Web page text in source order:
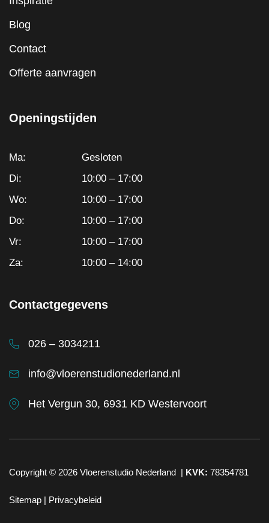
Blog
Contact
Offerte aanvragen
Openingstijden
Ma:
Gesloten
Di:
10:00 – 17:00
Wo:
10:00 – 17:00
Do:
10:00 – 17:00
Vr:
10:00 – 17:00
Za:
10:00 – 14:00
Contactgegevens
026 – 3034211
info@vloerenstudionederland.nl
Het Vergun 30, 6931 KD Westervoort
Copyright © 2026 Vloerenstudio Nederland | KVK: 78354781
Sitemap | Privacybeleid